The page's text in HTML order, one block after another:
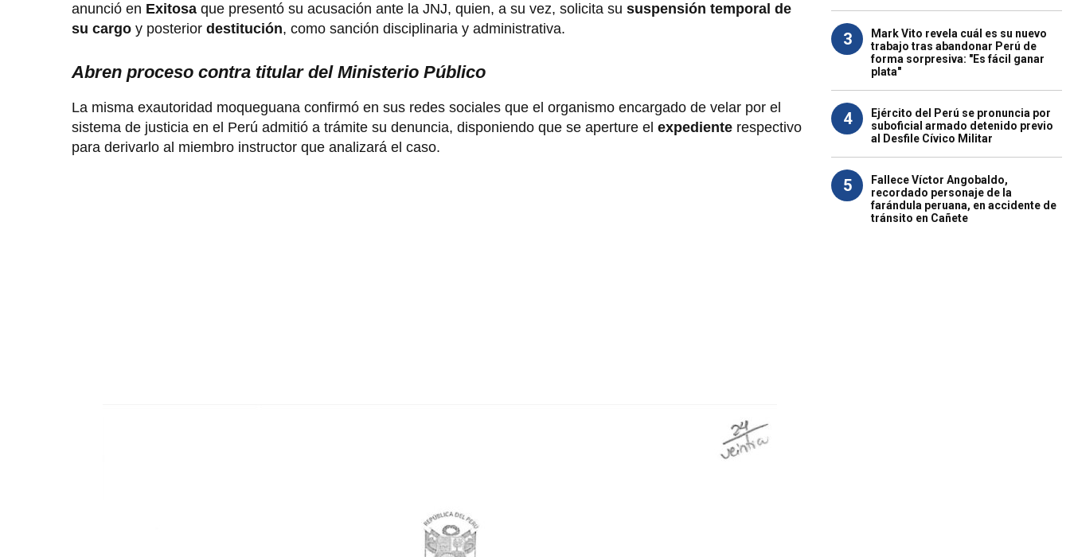
anunció en Exitosa que presentó su acusación ante la JNJ, quien, a su vez, solicita su suspensión temporal de
su cargo y posterior destitución, como sanción disciplinaria y administrativa.
Abren proceso contra titular del Ministerio Público
La misma exautoridad moqueguana confirmó en sus redes sociales que el organismo encargado de velar por el
sistema de justicia en el Perú admitió a trámite su denuncia, disponiendo que se aperture el expediente respectivo
para derivarlo al miembro instructor que analizará el caso.
3
Mark Vito revela cuál es su nuevo
trabajo tras abandonar Perú de
forma sorpresiva: "Es fácil ganar
plata"
4
Ejército del Perú se pronuncia por
suboficial armado detenido previo
al Desfile Cívico Militar
5
Fallece Víctor Angobaldo,
recordado personaje de la
farándula peruana, en accidente de
tránsito en Cañete